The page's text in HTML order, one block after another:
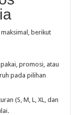
berikut
promosi, atau
pada pilihan
(S, M, L, XL, dan